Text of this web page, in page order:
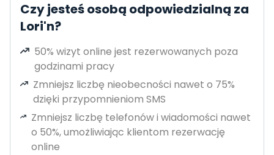
Czy jesteś osobą odpowiedzialną za
Lori'n?
50% wizyt online jest rezerwowanych poza
godzinami pracy
Zmniejsz liczbę nieobecności nawet o 75%
dzięki przypomnieniom SMS
Zmniejsz liczbę telefonów i wiadomości nawet
o 50%, umożliwiając klientom rezerwację
online